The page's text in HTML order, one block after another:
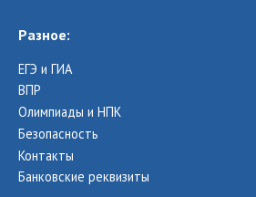
Разное:
ЕГЭ и ГИА
ВПР
Олимпиады и НПК
Безопасность
Контакты
Банковские реквизиты